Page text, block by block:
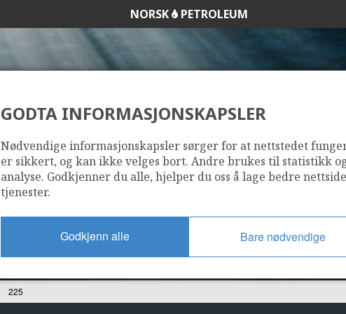
NORSK PETROLEUM
225
225
GODTA INFORMASJONSKAPSLER
Nødvendige informasjonskapsler sørger for at nettstedet
er sikkert, og kan ikke velges bort. Andre brukes til statistikk
analyse. Godkjenner du alle, hjelper du oss å lage bedre
tjenester.
Godkjenn alle Bare nødvendige